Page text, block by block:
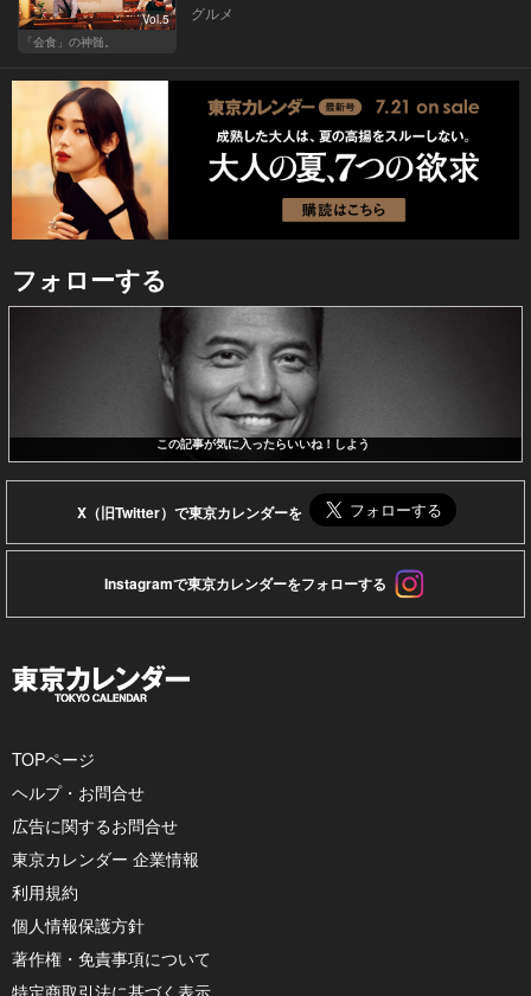
Vol.5
「会食」の神髄。
グルメ
フォローする
この記事が気に入ったらいいね！しよう
X（旧Twitter）で東京カレンダーを
Instagramで東京カレンダーをフォローする
TOPページ
ヘルプ・お問合せ
広告に関するお問合せ
東京カレンダー 企業情報
利用規約
個人情報保護方針
著作権・免責事項について